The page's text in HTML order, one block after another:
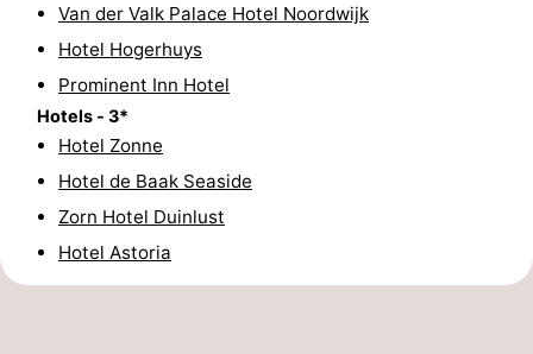
Medische
adressen
Regio
Holland
Schoorlse
Bergen
Van der Valk Palace Hotel Noordwijk
Hotel Hogerhuys
Prominent Inn Hotel
Hotels - 3*
Hotel Zonne
Hotel de Baak Seaside
Zorn Hotel Duinlust
Hotel Astoria